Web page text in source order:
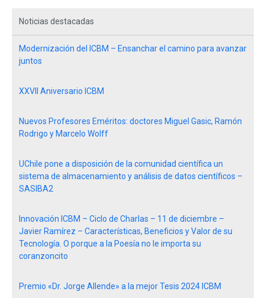
Noticias destacadas
Modernización del ICBM – Ensanchar el camino para avanzar
juntos
XXVII Aniversario ICBM
Nuevos Profesores Eméritos: doctores Miguel Gasic, Ramón
Rodrigo y Marcelo Wolff
UChile pone a disposición de la comunidad científica un
sistema de almacenamiento y análisis de datos científicos –
SASIBA2
Innovación ICBM – Ciclo de Charlas – 11 de diciembre –
Javier Ramírez – Características, Beneficios y Valor de su
Tecnología. O porque a la Poesía no le importa su
coranzoncito
Premio «Dr. Jorge Allende» a la mejor Tesis 2024 ICBM